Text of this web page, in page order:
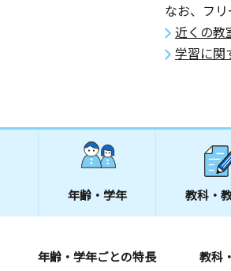
2歳～高校生
京都府長岡京市久貝２丁目１５－１
京都府長岡京市今里３丁目８－６
長岡京八条が丘教
2歳～高校生
京都府長岡京市八条が丘１丁目８天
なお、フ
近くの教
学習に関
年齢・学年 教科・
年齢・学年ごとの特長 教科